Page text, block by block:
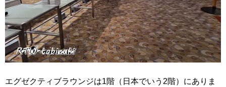
エグゼクティブラウンジは1階（日本でいう2階）にありま